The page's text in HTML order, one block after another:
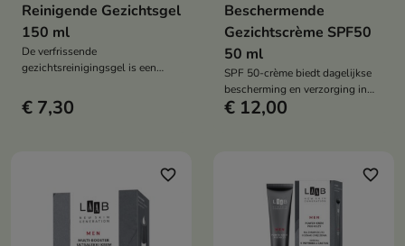
Reinigende Gezichtsgel
150 ml
De verfrissende
gezichtsreinigingsgel is een
onzuiverheden en overtollig talg
verwijdert, terwijl de huid
€ 7,30
Beschermende
Gezichtscrème SPF50
50 ml
SPF 50-crème biedt dagelijkse
bescherming en verzorging in
één stap. Het beschermt de huid
€ 12,00
favorite_border favorite_border